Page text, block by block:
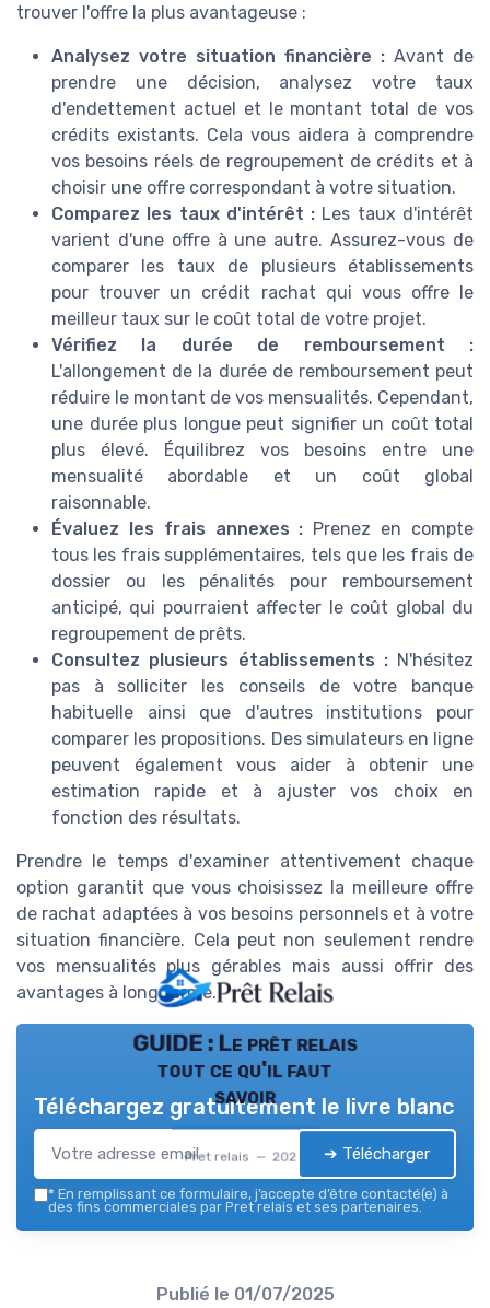
trouver l'offre la plus avantageuse :
Analysez votre situation financière : Avant de
prendre une décision, analysez votre taux
d'endettement actuel et le montant total de vos
crédits existants. Cela vous aidera à comprendre
vos besoins réels de regroupement de crédits et à
choisir une offre correspondant à votre situation.
Comparez les taux d'intérêt : Les taux d'intérêt
varient d'une offre à une autre. Assurez-vous de
comparer les taux de plusieurs établissements
pour trouver un crédit rachat qui vous offre le
meilleur taux sur le coût total de votre projet.
Vérifiez la durée de remboursement :
L'allongement de la durée de remboursement peut
réduire le montant de vos mensualités. Cependant,
une durée plus longue peut signifier un coût total
plus élevé. Équilibrez vos besoins entre une
mensualité abordable et un coût global
raisonnable.
Évaluez les frais annexes : Prenez en compte
tous les frais supplémentaires, tels que les frais de
dossier ou les pénalités pour remboursement
anticipé, qui pourraient affecter le coût global du
regroupement de prêts.
Consultez plusieurs établissements :N'hésitez
pas à solliciter les conseils de votre banque
habituelle ainsi que d'autres institutions pour
comparer les propositions. Des simulateurs en ligne
peuvent également vous aider à obtenir une
estimation rapide et à ajuster vos choix en
fonction des résultats.
Prendre le temps d'examiner attentivement chaque
option garantit que vous choisissez la meilleure offre
de rachat adaptées à vos besoins personnels et à votre
situation financière. Cela peut non seulement rendre
vos mensualités plus gérables mais aussi offrir des
avantages à long terme.
GUIDE : Le prêt relais
tout ce qu'il faut
savoir
Pret relais — 2026
Téléchargez gratuitement le livre blanc
➔ Télécharger
* En remplissant ce formulaire, j’accepte d’être contacté(e) à
des fins commerciales par Pret relais et ses partenaires.
Publié le 01/07/2025